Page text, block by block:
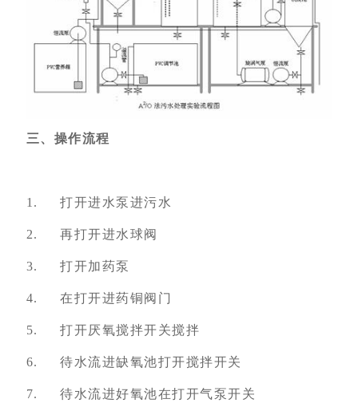
三、操作流程
1. 打开进水泵进污水
2. 再打开进水球阀
3. 打开加药泵
4. 在打开进药铜阀门
5. 打开厌氧搅拌开关搅拌
6. 待水流进缺氧池打开搅拌开关
7. 待水流进好氧池在打开气泵开关